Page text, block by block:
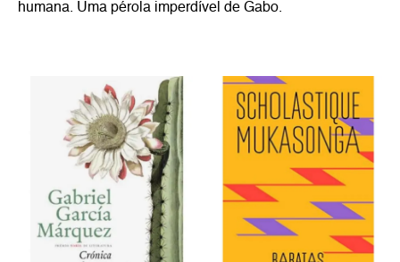
humana. Uma pérola imperdível de Gabo.